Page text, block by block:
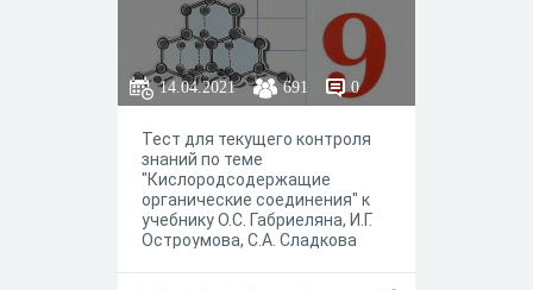
14.04.2021 691 0
Тест для текущего контроля
знаний по теме
"Кислородсодержащие
органические соединения" к
учебнику О.С. Габриеляна, И.Г.
Остроумова, С.А. Сладкова